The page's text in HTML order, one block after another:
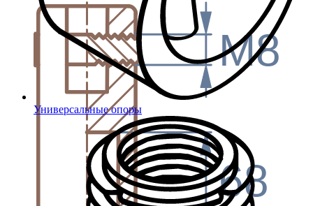
Универсальные опоры
68
M8